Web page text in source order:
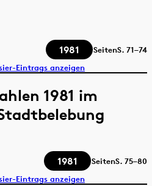
1981 SeitenS. 71–74
Eintrags anzeigen
1981 im
1981 SeitenS. 75–80
Eintrags anzeigen